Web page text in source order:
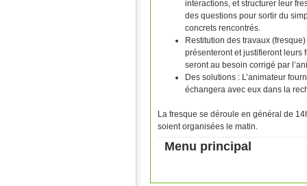
interactions, et structurer leur
des questions pour sortir du
concrets rencontrés.
Restitution des travaux
présenteront et justifieront leurs
seront au besoin corrigé par
Des solutions : L’animateur
échangera avec eux dans la
La fresque se déroule en général de
soient organisées le matin.
Menu principal